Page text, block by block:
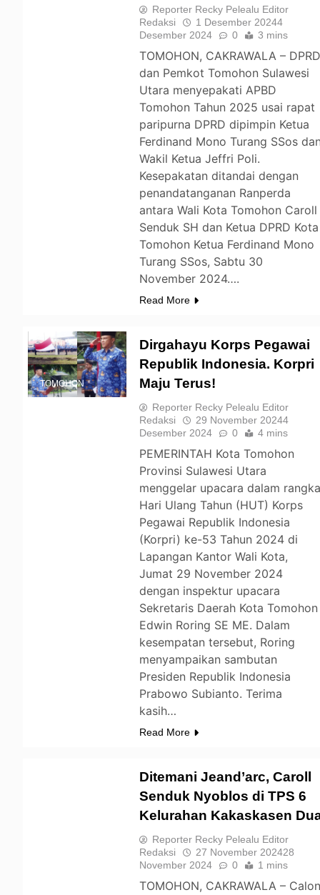
Reporter Recky Pelealu Editor
Redaksi
1 Desember 20244
Desember 2024
0 3 mins
TOMOHON, CAKRAWALA –
dan Pemkot Tomohon Sulawesi
Utara menyepakati APBD
Tomohon Tahun 2025 usai rapat
paripurna DPRD dipimpin Ketua
Ferdinand Mono Turang SSos
Wakil Ketua Jeffri Poli.
Kesepakatan ditandai dengan
penandatanganan Ranperda
antara Wali Kota Tomohon Caroll
Senduk SH dan Ketua DPRD Kota
Tomohon Ketua Ferdinand Mono
Turang SSos, Sabtu 30
November 2024….
Read More
TOMOHON
Dirgahayu Korps Pegawai
Republik Indonesia. Korpri
Maju Terus!
Reporter Recky Pelealu Editor
Redaksi
29 November 20244
Desember 2024
0 4 mins
PEMERINTAH Kota Tomohon
Provinsi Sulawesi Utara
menggelar upacara dalam
Hari Ulang Tahun (HUT) Korps
Pegawai Republik Indonesia
(Korpri) ke-53 Tahun 2024 di
Lapangan Kantor Wali Kota,
Jumat 29 November 2024
dengan inspektur upacara
Sekretaris Daerah Kota Tomohon
Edwin Roring SE ME. Dalam
kesempatan tersebut, Roring
menyampaikan sambutan
Presiden Republik Indonesia
Prabowo Subianto. Terima
kasih…
Read More
Ditemani Jeand’arc, Caroll
Senduk Nyoblos di TPS 6
Kelurahan Kakaskasen
Reporter Recky Pelealu Editor
Redaksi
27 November 202428
November 2024
0 1 mins
TOMOHON, CAKRAWALA –